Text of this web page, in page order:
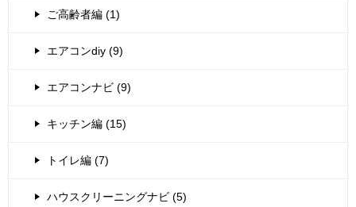
ご高齢者編 (1)
エアコンdiy (9)
エアコンナビ (9)
キッチン編 (15)
トイレ編 (7)
ハウスクリーニングナビ (5)